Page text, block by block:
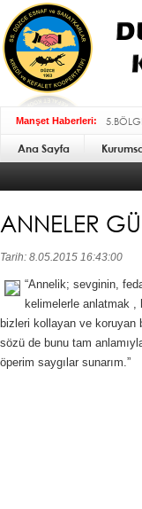
Manşet Haberleri:
Ana Sayfa
ANNELER
Tarih: 8.05.2015 16:43:00
“Annelik; sevginin,
kelimelerle anlatmak ,
bizleri kollayan ve koruyan
sözü de bunu tam
öperim saygılar sunarım.”